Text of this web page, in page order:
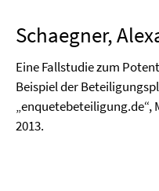
Schaegner,
Eine Fallstudie zum
Beispiel der
„enquetebeteiligung.de“,
2013.